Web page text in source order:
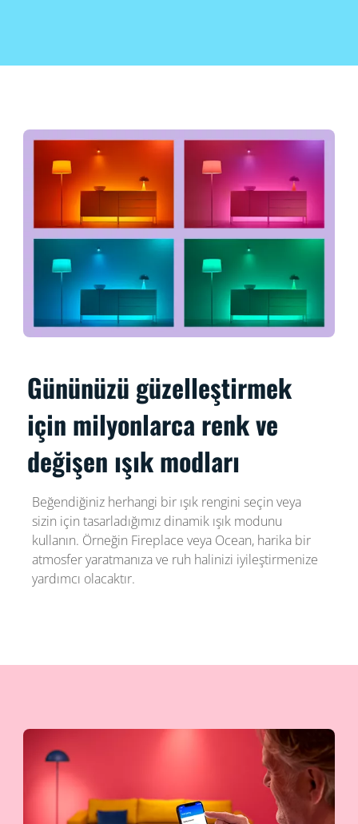
Gününüzü güzelleştirmek
için milyonlarca renk ve
değişen ışık modları
Beğendiğiniz herhangi bir ışık rengini seçin veya
sizin için tasarladığımız dinamik ışık modunu
kullanın. Örneğin Fireplace veya Ocean, harika bir
atmosfer yaratmanıza ve ruh halinizi iyileştirmenize
yardımcı olacaktır.